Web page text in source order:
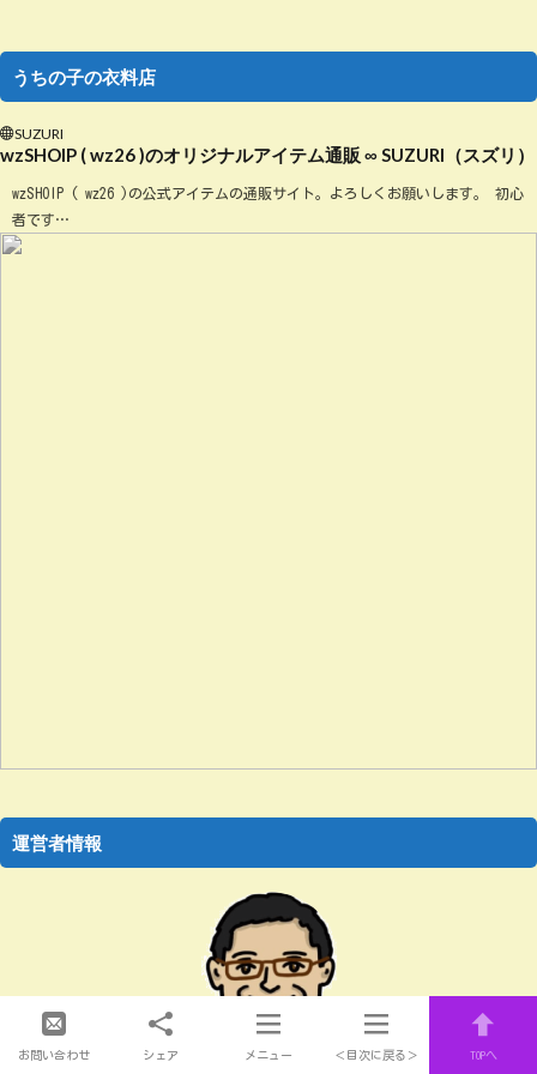
うちの子の衣料店
SUZURI
wzSHOIP ( wz26 )のオリジナルアイテム通販 ∞ SUZURI（スズリ）
wzSHOIP ( wz26 )の公式アイテムの通販サイト。よろしくお願いします。 初心
者です…
運営者情報
SoyokazeOosamu
お問い合わせ シェア メニュー ＜目次に戻る＞ TOPへ